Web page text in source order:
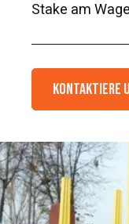
Stake am
Kontaktiere